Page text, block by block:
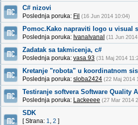
C# nizovi
Poslednja poruka: Fil (16 Jun 2014 10:04)
Pomoc.Kako napraviti logo u visual
Poslednja poruka: IvanaIvanaI (11 Jun
Zadatak sa takmicenja, c#
Poslednja poruka: vasa.93 (31 Maj 2014
Kretanje "robota" u koordinatnom
Poslednja poruka: sloba2424 (22 Maj 2014
Testiranje softvera Software Quality
Poslednja poruka: Lackeeee (27 Mar 2014
SDK
[ Strana: 1, 2 ]